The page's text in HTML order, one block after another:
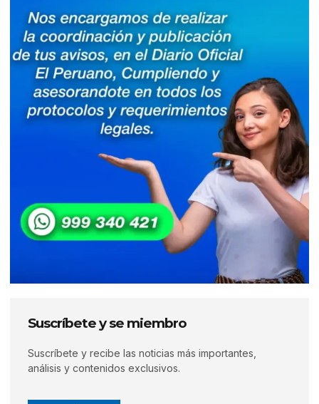
Suscríbete y se miembro
Suscríbete y recibe las noticias más importantes,
análisis y contenidos exclusivos.